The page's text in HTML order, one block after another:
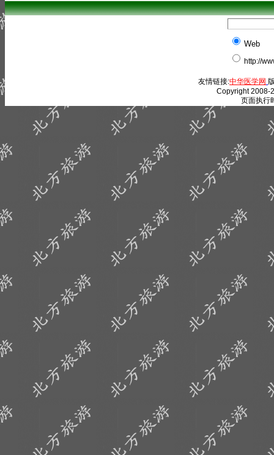
Web
http://
友情链接:中华医学网
Copyright 2008-
页面执行